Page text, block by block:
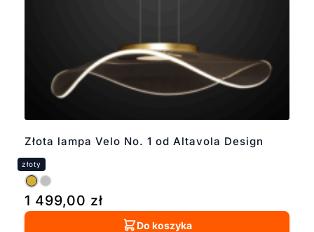
Złota lampa Velo No. 1 od Altavola Design
1 499,00 zł
Do koszyka